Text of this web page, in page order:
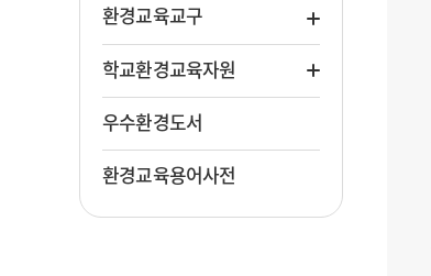
환경교육교구
학교환경교육자원
우수환경도서
환경교육용어사전